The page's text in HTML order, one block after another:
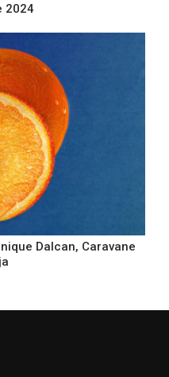
2024
Dalcan, Caravane